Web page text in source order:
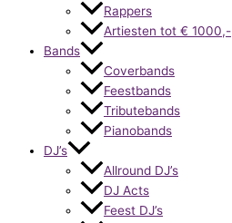
Rappers
Artiesten tot € 1000,-
Bands
Coverbands
Feestbands
Tributebands
Pianobands
DJ’s
Allround DJ’s
DJ Acts
Feest DJ’s